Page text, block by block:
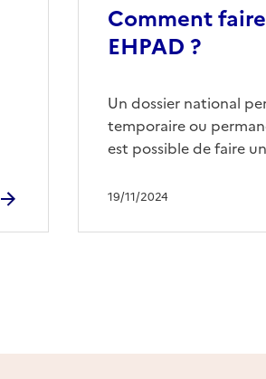
Comment
EHPAD ?
19/11/2024
Un dossier national
temporaire ou
est possible de faire